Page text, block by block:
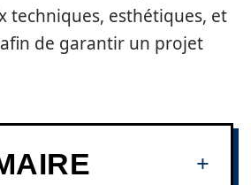
techniques, esthétiques, et
de garantir un projet